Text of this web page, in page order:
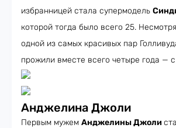
избранницей стала супермодель
которой тогда было всего 25.
одной из самых красивых пар
прожили вместе всего четыре года —
Анджелина Джоли
Первым мужем Анджелины Джоли